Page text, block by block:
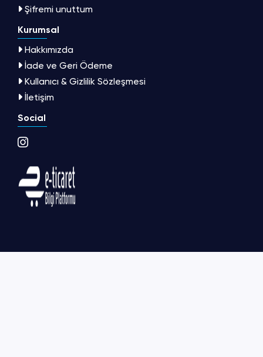
Şifremi unuttum
Kurumsal
Hakkımızda
İade ve Geri Ödeme
Kullanıcı & Gizlilik Sözleşmesi
İletişim
Social